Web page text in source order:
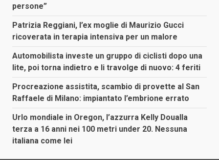
persone”
Patrizia Reggiani, l’ex moglie di Maurizio Gucci
ricoverata in terapia intensiva per un malore
Automobilista investe un gruppo di ciclisti dopo una
lite, poi torna indietro e li travolge di nuovo: 4 feriti
Procreazione assistita, scambio di provette al San
Raffaele di Milano: impiantato l’embrione errato
Urlo mondiale in Oregon, l’azzurra Kelly Doualla
terza a 16 anni nei 100 metri under 20. Nessuna
italiana come lei